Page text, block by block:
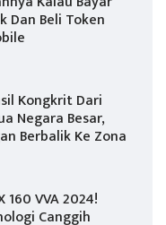
Dan Beli Token
Kongkrit Dari
Negara Besar,
Berbalik Ke Zona
160 VVA 2024!
Canggih